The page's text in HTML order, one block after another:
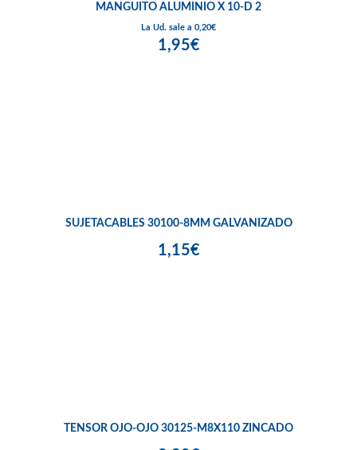
MANGUITO ALUMINIO X 10-D 2
La Ud. sale a 0,20€
1,95€
SUJETACABLES 30100-8MM GALVANIZADO
1,15€
TENSOR OJO-OJO 30125-M8X110 ZINCADO